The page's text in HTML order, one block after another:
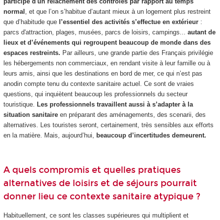
normal , et que l’on s’habitue d’autant mieux à un logement plus restreint
que d’habitude que l’essentiel des activités s’effectue en extérieur:
parcs d'attraction, plages, musées, parcs de loisirs, campings... autant de
lieux et d’événements qui regroupent beaucoup de monde dans des
espaces restreints. Par ailleurs, une grande partie des Français privilégie
les hébergements non commerciaux, en rendant visite à leur famille ou à
leurs amis, ainsi que les destinations en bord de mer, ce qui n’est pas
anodin compte tenu du contexte sanitaire actuel. Ce sont de vraies
questions, qui inquiètent beaucoup les professionnels du secteur
touristique. Les professionnels travaillent aussi à s’adapter à la
situation sanitaireen préparant des aménagements, des scenarii, des
alternatives. Les touristes seront, certainement, très sensibles aux efforts
en la matière. Mais, aujourd’hui, beaucoup d’incertitudes demeurent.
A quels compromis et quelles pratiques
alternatives de loisirs et de séjours pourrait
donner lieu ce contexte sanitaire atypique ?
Habituellement, ce sont les classes supérieures qui multiplient et